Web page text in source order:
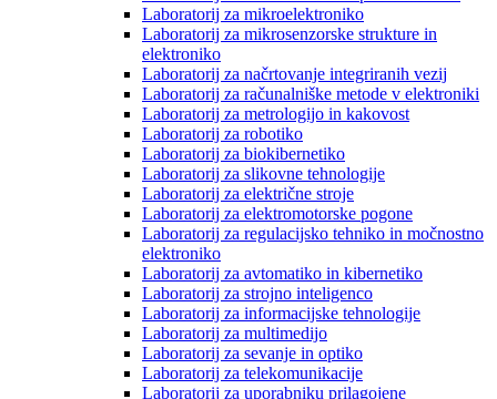
Laboratorij za mikroelektroniko
Laboratorij za mikrosenzorske strukture in
elektroniko
Laboratorij za načrtovanje integriranih vezij
Laboratorij za računalniške metode v elektroniki
Laboratorij za metrologijo in kakovost
Laboratorij za robotiko
Laboratorij za biokibernetiko
Laboratorij za slikovne tehnologije
Laboratorij za električne stroje
Laboratorij za elektromotorske pogone
Laboratorij za regulacijsko tehniko in močnostno
elektroniko
Laboratorij za avtomatiko in kibernetiko
Laboratorij za strojno inteligenco
Laboratorij za informacijske tehnologije
Laboratorij za multimedijo
Laboratorij za sevanje in optiko
Laboratorij za telekomunikacije
Laboratorij za uporabniku prilagojene